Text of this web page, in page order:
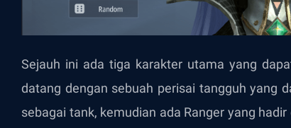
Sejauh ini ada tiga karakter utama yang
datang dengan sebuah perisai tangguh yang
sebagai tank, kemudian ada Ranger yang